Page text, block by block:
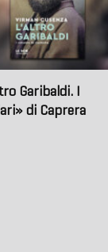
Garibaldi. I
di Caprera